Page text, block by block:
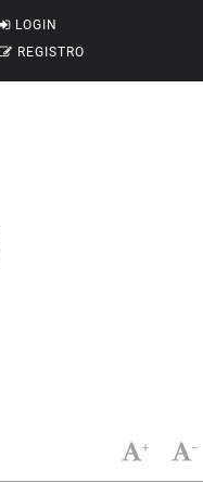
LOGIN
REGISTRO
+ -